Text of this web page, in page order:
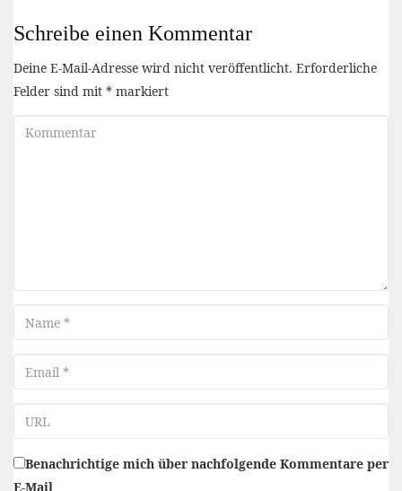
Schreibe einen Kommentar
Deine E-Mail-Adresse wird nicht veröffentlicht. Erforderliche
Felder sind mit * markiert
Kommentar
Name
Email
Benachrichtige mich über nachfolgende Kommentare per
E-Mail